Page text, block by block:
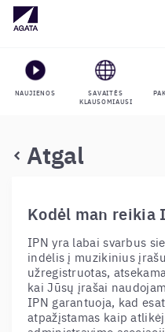
NAUJIENOS
SAVAITĖS
KLAUSOMIAUSI
Atgal
Kodėl man reikia
IPN yra labai svarbus
indėlis į muzikinius
užregistruotas,
kai Jūsų įrašai
IPN garantuoja, kad
atpažįstamas kaip